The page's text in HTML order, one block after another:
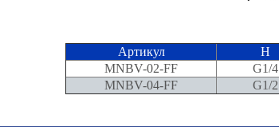
Артикул H
MNBV-02-FF
G1/4
MNBV-04-FF
G1/2